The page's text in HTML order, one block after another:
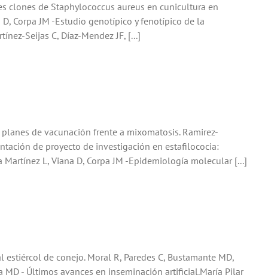
clones de Staphylococcus aureus en cunicultura en
D, Corpa JM -Estudio genotípico y fenotípico de la
Seijas C, Díaz-Mendez JF, [...]
planes de vacunación frente a mixomatosis. Ramirez-
de proyecto de investigación en estafilococia:
Martínez L, Viana D, Corpa JM -Epidemiología molecular [...]
de conejo. Moral R, Paredes C, Bustamante MD,
MD - Últimos avances en inseminación artificial.María Pilar